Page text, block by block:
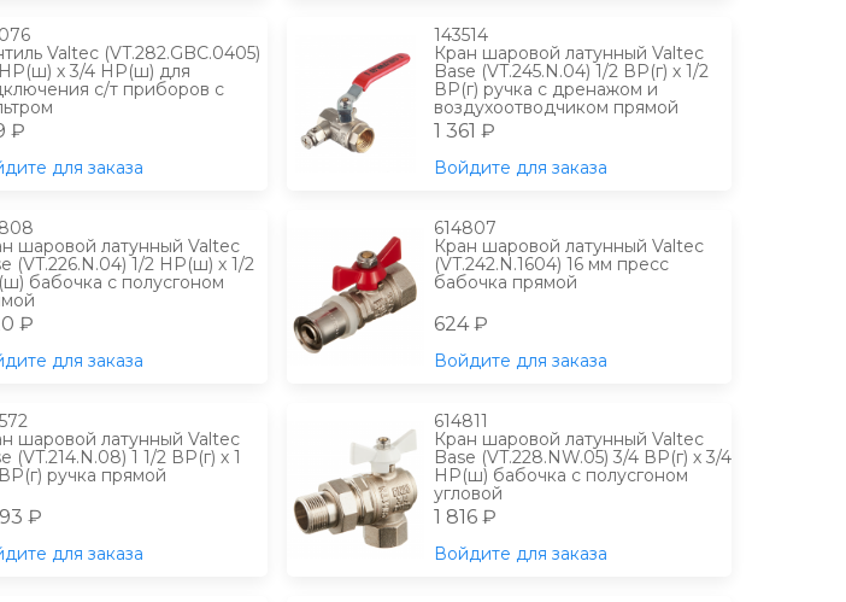
Valtec (VT.282.GBC.0405)
х 3/4 НР(ш) для
с/т приборов с
₽
для заказа
143514
Кран шаровой латунный Valtec
Base (VT.245.N.04) 1/2 ВР(г) х 1/2
ВР(г) ручка с дренажом и
воздухоотводчиком прямой
1 361 ₽
Войдите для заказа
шаровой латунный Valtec
(VT.226.N.04) 1/2 НР(ш) х 1/2
бабочка с полусгоном
₽
для заказа
614807
Кран шаровой латунный Valtec
(VT.242.N.1604) 16 мм пресс
бабочка прямой
624 ₽
Войдите для заказа
шаровой латунный Valtec
(VT.214.N.08) 1 1/2 ВР(г) х 1
ручка прямой
₽
для заказа
614811
Кран шаровой латунный Valtec
Base (VT.228.NW.05) 3/4 ВР(г) х 3/4
НР(ш) бабочка с полусгоном
угловой
1 816 ₽
Войдите для заказа